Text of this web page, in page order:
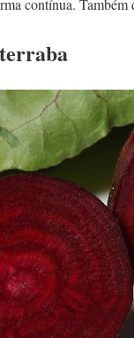
contínua.